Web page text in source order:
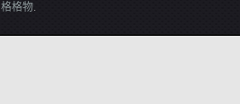
格格物.